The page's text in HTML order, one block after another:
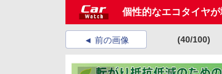
個性的なエコタイヤ
前の画像 (40/100)